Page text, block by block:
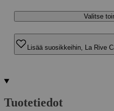
Valitse
Lisää suosikkeihin, La Rive
Tuotetiedot